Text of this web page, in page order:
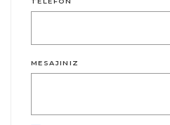
MESAJINIZ